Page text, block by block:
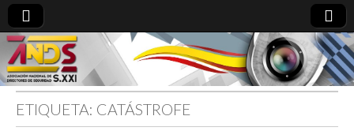
directoresdeseguridad.es
ETIQUETA: CATÁSTROFE